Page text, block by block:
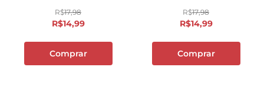
R$17,98
R$14,99
Comprar
R$17,98
R$14,99
Comprar